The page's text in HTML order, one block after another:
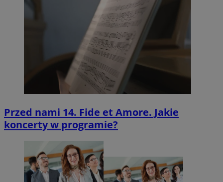
Przed nami 14. Fide et Amore. Jakie
koncerty w programie?